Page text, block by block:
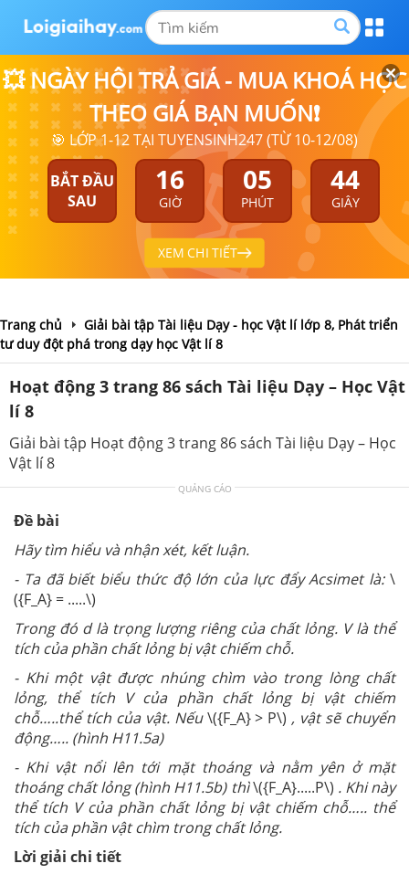
💥 NGÀY HỘI TRẢ GIÁ - MUA KHOÁ HỌC
THEO GIÁ BẠN MUỐN❗
🎯 LỚP 1-12 TẠI TUYENSINH247 (TỪ 10-12/08)
BẮT ĐẦU
SAU
16
GIỜ
05
PHÚT
43
GIÂY
XEM CHI TIẾT
Trang chủ
Giải bài tập Tài liệu Dạy - học Vật lí lớp 8, Phát triển
tư duy đột phá trong dạy học Vật lí 8
Hoạt động 3 trang 86 sách Tài liệu Dạy – Học Vật
lí 8
Giải bài tập Hoạt động 3 trang 86 sách Tài liệu Dạy – Học
Vật lí 8
QUẢNG CÁO
Đề bài
Hãy tìm hiểu và nhận xét, kết luận.
- Ta đã biết biểu thức độ lớn của lực đẩy Acsimet là: \
({F_A} = .....\)
Trong đó d là trọng lượng riêng của chất lỏng. V là thể
tích của phần chất lỏng bị vật chiếm chỗ.
- Khi một vật được nhúng chìm vào trong lòng chất
lỏng, thể tích V của phần chất lỏng bị vật chiếm
chỗ…..thể tích của vật. Nếu\({F_A} > P\) , vật sẽ chuyển
động….. (hình H11.5a)
- Khi vật nổi lên tới mặt thoáng và nằm yên ở mặt
thoáng chất lỏng (hình H11.5b) thì\({F_A}.....P\) . Khi này
thể tích V của phần chất lỏng bị vật chiếm chỗ….. thể
tích của phần vật chìm trong chất lỏng.
Lời giải chi tiết